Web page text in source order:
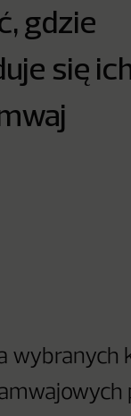
gdzie
się
wybranych